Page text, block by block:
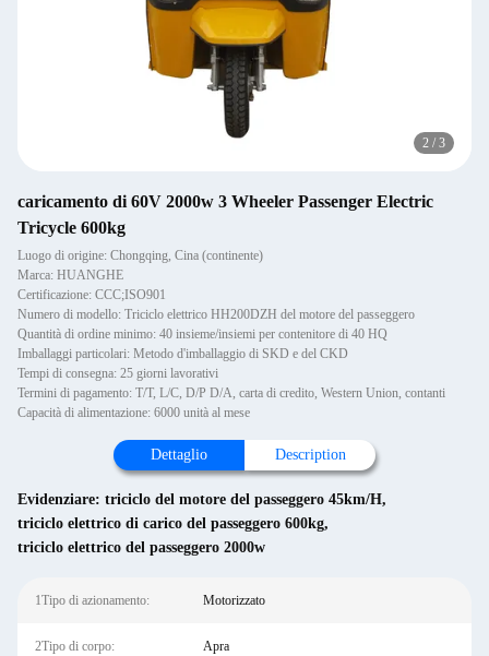
2 / 3
caricamento di 60V 2000w 3 Wheeler Passenger Electric
Tricycle 600kg
Luogo di origine: Chongqing, Cina (continente)
Marca: HUANGHE
Certificazione: CCC;ISO901
Numero di modello: Triciclo elettrico HH200DZH del motore del passeggero
Quantità di ordine minimo: 40 insieme/insiemi per contenitore di 40 HQ
Imballaggi particolari: Metodo d'imballaggio di SKD e del CKD
Tempi di consegna: 25 giorni lavorativi
Termini di pagamento: T/T, L/C, D/P D/A, carta di credito, Western Union, contanti
Capacità di alimentazione: 6000 unità al mese
Dettaglio Description
Evidenziare: triciclo del motore del passeggero 45km/H,
triciclo elettrico di carico del passeggero 600kg,
triciclo elettrico del passeggero 2000w
1Tipo di azionamento: Motorizzato
2Tipo di corpo: Apra